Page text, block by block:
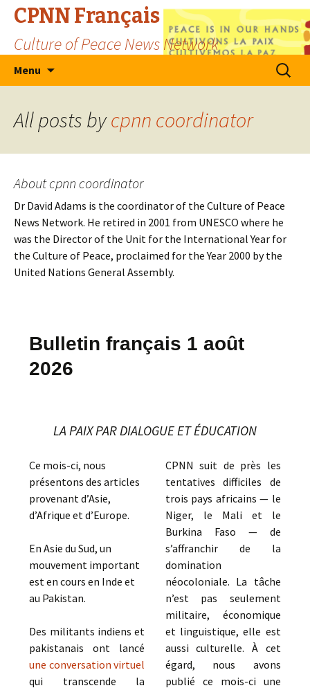
CPNN Français
Culture of Peace News Network
Menu
Search
for:
All posts bycpnn coordinator
About cpnn coordinator
Dr David Adams is the coordinator of the Culture of Peace
News Network. He retired in 2001 from UNESCO where he
was the Director of the Unit for the International Year for
the Culture of Peace, proclaimed for the Year 2000 by the
United Nations General Assembly.
Bulletin français 1 août
2026
LA PAIX PAR DIALOGUE ET ÉDUCATION
Ce mois-ci, nous
présentons des articles
provenant d’Asie,
d’Afrique et d’Europe.
En Asie du Sud, un
mouvement important
est en cours en Inde et
au Pakistan.
Des militants indiens et
pakistanais ont lancé
une conversation virtuel
qui transcende la
CPNN suit de près les
tentatives difficiles de
trois pays africains — le
Niger, le Mali et le
Burkina Faso — de
s’affranchir de la
domination
néocoloniale. La tâche
n’est pas seulement
militaire, économique
et linguistique, elle est
aussi culturelle. À cet
égard, nous avons
publié ce mois-ci une